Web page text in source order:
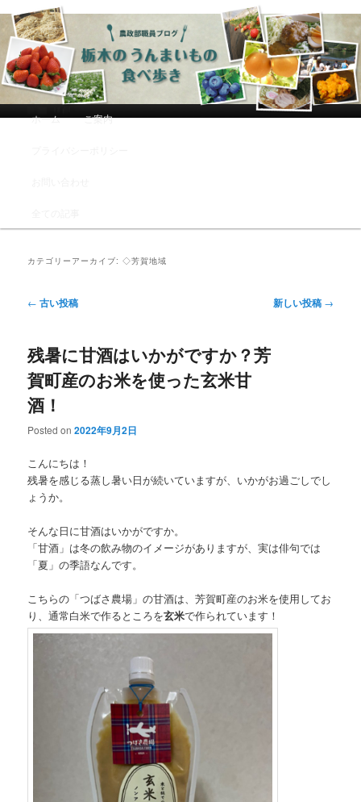
農政部職員ブログ「栃木のうんまい
もの食べ歩き」
メインコンテンツへ移動
サブコンテンツへ移動
ホーム ご案内
カテゴリーアーカイブ:◇芳賀地域
投稿ナビゲーション
← 古い投稿 新しい投稿 →
残暑に甘酒はいかがですか？芳
賀町産のお米を使った玄米甘
酒！
Posted on2022年9月2日
こんにちは！
残暑を感じる蒸し暑い日が続いていますが、いかがお過ごしでし
ょうか。
そんな日に甘酒はいかがですか。
「甘酒」は冬の飲み物のイメージがありますが、実は俳句では
「夏」の季語なんです。
こちらの「つばさ農場」の甘酒は、芳賀町産のお米を使用してお
り、通常白米で作るところを玄米で作られています！